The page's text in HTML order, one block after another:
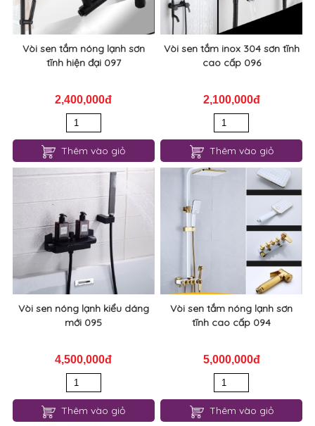
Vòi sen tắm nóng lạnh sơn
tĩnh hiện đại 097
2,400,000đ
Thêm vào giỏ
Vòi sen tắm inox 304 sơn tĩnh
cao cấp 096
2,100,000đ
Thêm vào giỏ
Vòi sen nóng lạnh kiểu dáng
mới 095
4,500,000đ
Thêm vào giỏ
Vòi sen tắm nóng lạnh sơn
tĩnh cao cấp 094
5,000,000đ
Thêm vào giỏ